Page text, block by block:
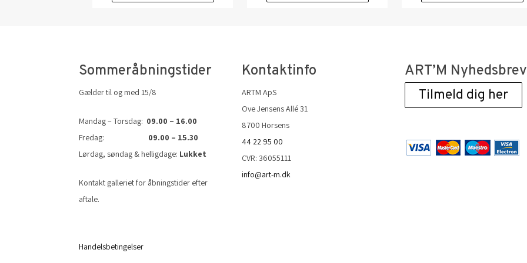
Sommeråbningstider
Gælder til og med 15/8
Mandag – Torsdag: 09.00 – 16.00
Fredag: 09.00 – 15.30
Lørdag, søndag & helligdage: Lukket
Kontakt galleriet for åbningstider efter
aftale.
Handelsbetingelser
Kontaktinfo
ARTM ApS
Ove Jensens Allé 31
8700 Horsens
44 22 95 00
CVR: 36055111
info@art-m.dk
ART’M Nyhedsbrev
Tilmeld dig her